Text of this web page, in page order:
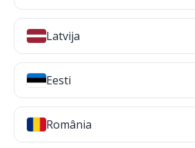
Latvija
Eesti
România